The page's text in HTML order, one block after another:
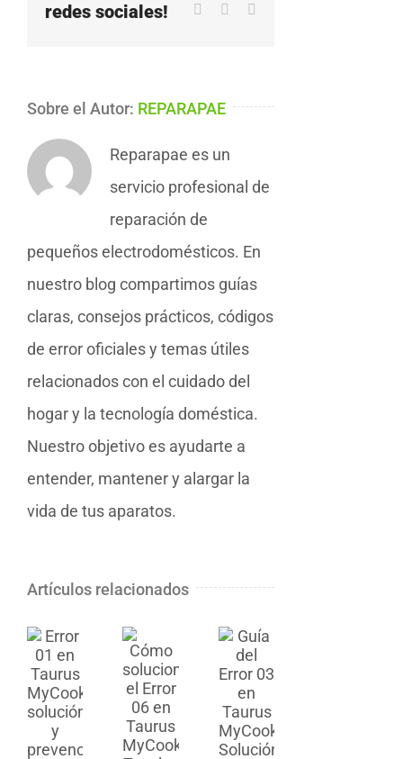
redes sociales!
WhatsApp
Pinterest
Sobre el Autor: REPARAPAE
Reparapae es un
servicio profesional de
reparación de
pequeños electrodomésticos. En
nuestro blog compartimos guías
claras, consejos prácticos, códigos
de error oficiales y temas útiles
relacionados con el cuidado del
hogar y la tecnología doméstica.
Nuestro objetivo es ayudarte a
entender, mantener y alargar la
vida de tus aparatos.
Artículos relacionados